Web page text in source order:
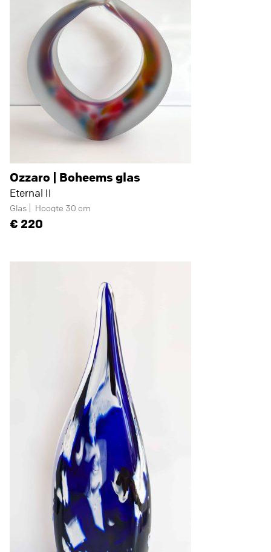
Ozzaro | Boheems glas
Eternal II
Glas Hoogte 30 cm
220